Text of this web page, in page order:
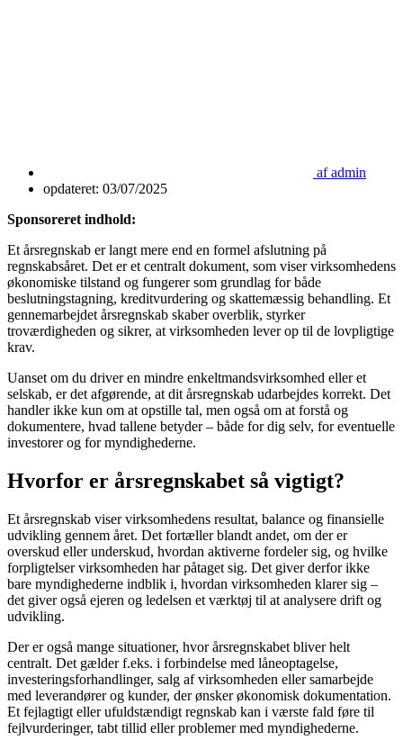
afadmin
opdateret: 03/07/2025
Sponsoreret indhold:
Et årsregnskab er langt mere end en formel afslutning på
regnskabsåret. Det er et centralt dokument, som viser virksomhedens
økonomiske tilstand og fungerer som grundlag for både
beslutningstagning, kreditvurdering og skattemæssig behandling. Et
gennemarbejdet årsregnskab skaber overblik, styrker
troværdigheden og sikrer, at virksomheden lever op til de lovpligtige
krav.
Uanset om du driver en mindre enkeltmandsvirksomhed eller et
selskab, er det afgørende, at dit årsregnskab udarbejdes korrekt. Det
handler ikke kun om at opstille tal, men også om at forstå og
dokumentere, hvad tallene betyder – både for dig selv, for eventuelle
investorer og for myndighederne.
Hvorfor er årsregnskabet så vigtigt?
Et årsregnskab viser virksomhedens resultat, balance og finansielle
udvikling gennem året. Det fortæller blandt andet, om der er
overskud eller underskud, hvordan aktiverne fordeler sig, og hvilke
forpligtelser virksomheden har påtaget sig. Det giver derfor ikke
bare myndighederne indblik i, hvordan virksomheden klarer sig –
det giver også ejeren og ledelsen et værktøj til at analysere drift og
udvikling.
Der er også mange situationer, hvor årsregnskabet bliver helt
centralt. Det gælder f.eks. i forbindelse med låneoptagelse,
investeringsforhandlinger, salg af virksomheden eller samarbejde
med leverandører og kunder, der ønsker økonomisk dokumentation.
Et fejlagtigt eller ufuldstændigt regnskab kan i værste fald føre til
fejlvurderinger, tabt tillid eller problemer med myndighederne.